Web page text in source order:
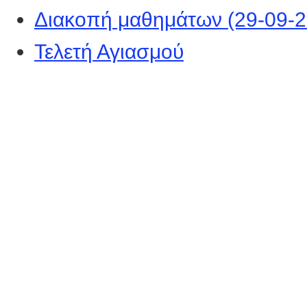
Διακοπή μαθημάτων (29-09-
Τελετή Αγιασμού